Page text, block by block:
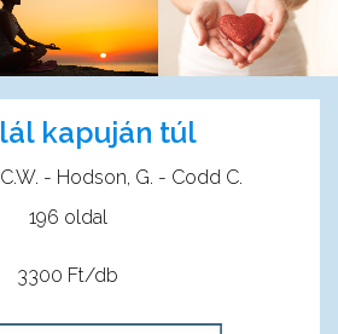
kapuján túl
- Hodson, G. - Codd C.
196 oldal
3300 Ft/db